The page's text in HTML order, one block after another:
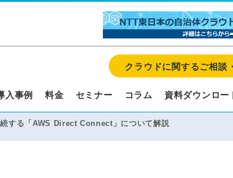
入事例 料金 セミナー コラム 資料ダウンロー
クラウドに関するご相談
する「AWS Direct Connect」について解説